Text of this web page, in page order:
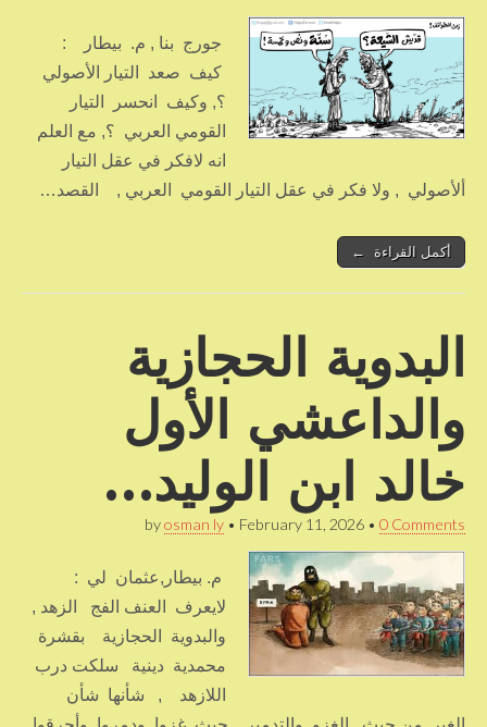
جورج بنا , م. بيطار :
كيف صعد التيار الأصولي
؟, وكيف انحسر التيار
القومي العربي ؟, مع العلم
انه لافكر في عقل التيار
ألأصولي , ولا فكر في عقل التيار القومي العربي , القصد…
أكمل القراءة ←
البدوية الحجازية
والداعشي الأول
خالد ابن الوليد…
byosman ly • February 11, 2026 • 0 Comments
م. بيطار,عثمان لي :
لايعرف العنف الفج الزهد ,
والبدوية الحجازية بقشرة
محمدية دينية سلكت درب
اللازهد , شأنها شأن